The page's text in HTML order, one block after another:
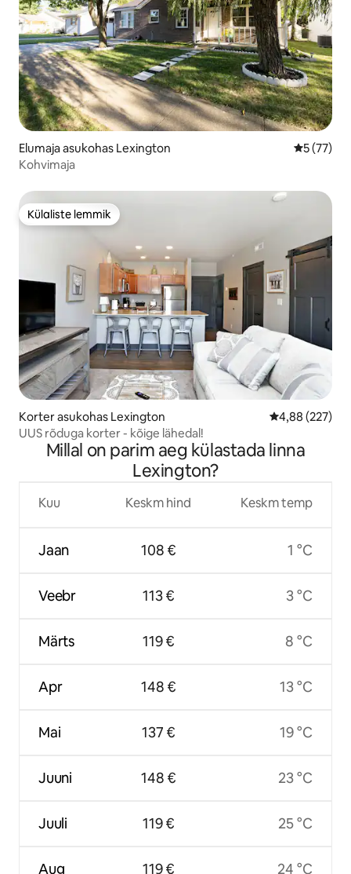
Elumaja asukohas Lexington Keskmine
5 (77)
Kohvimaja
Külaliste lemmik
Külaliste lemmik
Korter asukohas Lexington Keskmine
4,88 (227)
UUS rõduga korter - kõige lähedal!
Millal on parim aeg külastada linna
Lexington?
Kuu
Jaan
Veebr
Märts
Apr
Mai
Juuni
Juuli
Aug
Keskm hind
108 €
113 €
119 €
148 €
137 €
148 €
119 €
119 €
Keskm temp
1 °C
3 °C
8 °C
13 °C
19 °C
23 °C
25 °C
24 °C